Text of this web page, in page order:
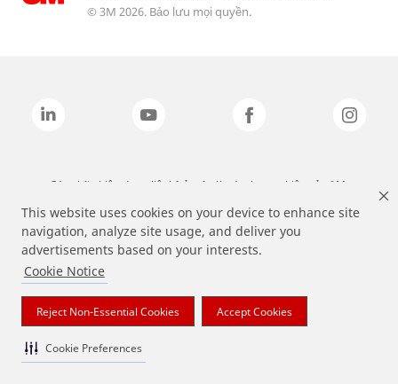
This website uses cookies on your device to enhance site
navigation, analyze site usage, and deliver you
advertisements based on your interests.
Cookie Notice
Reject Non-Essential Cookies Accept Cookies
Cookie Preferences
© 3M 2026. Bảo lưu mọi quyền.
Các nhãn hiệu được liệt kê ở trên là các thương hiệu của 3M.